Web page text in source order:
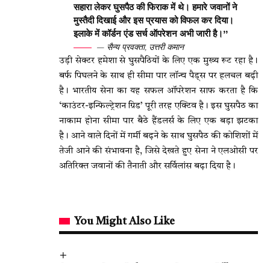
सहारा लेकर घुसपैठ की फिराक में थे। हमारे जवानों ने
मुस्तैदी दिखाई और इस प्रयास को विफल कर दिया।
इलाके में कॉर्डन एंड सर्च ऑपरेशन अभी जारी है।”
— सैन्य प्रवक्ता, उत्तरी कमान
उड़ी सेक्टर हमेशा से घुसपैठियों के लिए एक मुख्य रूट रहा है।
बर्फ पिघलने के साथ ही सीमा पार लॉन्च पैड्स पर हलचल बढ़ी
है। भारतीय सेना का यह सफल ऑपरेशन साफ करता है कि
‘काउंटर-इन्फिल्ट्रेशन ग्रिड’ पूरी तरह एक्टिव है। इस घुसपैठ का
नाकाम होना सीमा पार बैठे हैंडलर्स के लिए एक बड़ा झटका
है। आने वाले दिनों में गर्मी बढ़ने के साथ घुसपैठ की कोशिशों में
तेजी आने की संभावना है, जिसे देखते हुए सेना ने एलओसी पर
अतिरिक्त जवानों की तैनाती और सर्विलांस बढ़ा दिया है।
You Might Also Like